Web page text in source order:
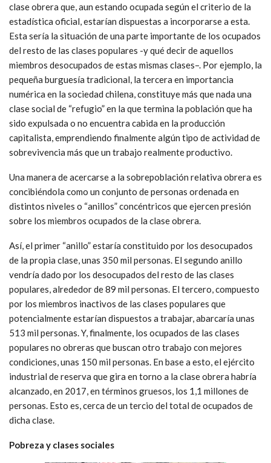
clase obrera que, aun estando ocupada según el criterio de la
estadística oficial, estarían dispuestas a incorporarse a esta.
Esta sería la situación de una parte importante de los ocupados
del resto de las clases populares -y qué decir de aquellos
miembros desocupados de estas mismas clases–. Por ejemplo, la
pequeña burguesía tradicional, la tercera en importancia
numérica en la sociedad chilena, constituye más que nada una
clase social de “refugio” en la que termina la población que ha
sido expulsada o no encuentra cabida en la producción
capitalista, emprendiendo finalmente algún tipo de actividad de
sobrevivencia más que un trabajo realmente productivo.
Una manera de acercarse a la sobrepoblación relativa obrera es
concibiéndola como un conjunto de personas ordenada en
distintos niveles o “anillos” concéntricos que ejercen presión
sobre los miembros ocupados de la clase obrera.
Así, el primer “anillo” estaría constituido por los desocupados
de la propia clase, unas 350 mil personas. El segundo anillo
vendría dado por los desocupados del resto de las clases
populares, alrededor de 89 mil personas. El tercero, compuesto
por los miembros inactivos de las clases populares que
potencialmente estarían dispuestos a trabajar, abarcaría unas
513 mil personas. Y, finalmente, los ocupados de las clases
populares no obreras que buscan otro trabajo con mejores
condiciones, unas 150 mil personas. En base a esto, el ejército
industrial de reserva que gira en torno a la clase obrera habría
alcanzado, en 2017, en términos gruesos, los 1,1 millones de
personas. Esto es, cerca de un tercio del total de ocupados de
dicha clase.
Pobreza y clases sociales